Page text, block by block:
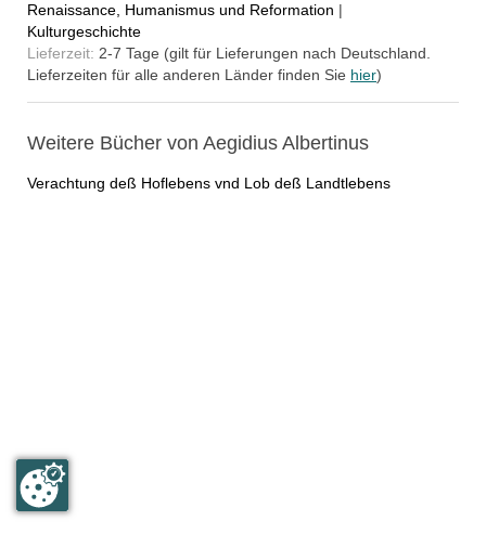
Renaissance, Humanismus und Reformation |
Kulturgeschichte
Lieferzeit: 2-7 Tage (gilt für Lieferungen nach Deutschland.
Lieferzeiten für alle anderen Länder finden Sie hier)
Weitere Bücher von Aegidius Albertinus
Verachtung deß Hoflebens vnd Lob deß Landtlebens